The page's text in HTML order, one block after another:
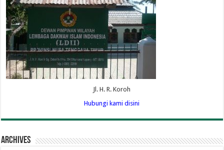
Jl. H. R. Koroh
Hubungi kami disini
Archives